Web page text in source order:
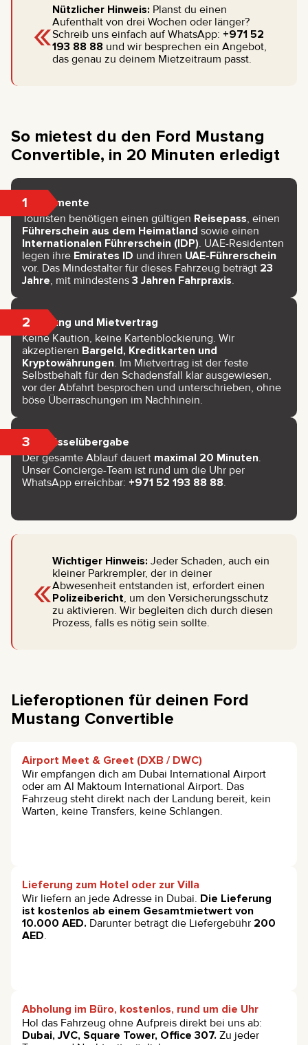
«Nützlicher Hinweis: Planst du einen
Aufenthalt von drei Wochen oder länger?
Schreib uns einfach auf WhatsApp: +971 52
193 88 88 und wir besprechen ein Angebot,
das genau zu deinem Mietzeitraum passt.
So mietest du den Ford Mustang
Convertible, in 20 Minuten erledigt
1 Dokumente
Touristen benötigen einen gültigen Reisepass, einen
Führerschein aus dem Heimatland sowie einen
Internationalen Führerschein (IDP). UAE-Residenten
legen ihre Emirates ID und ihren UAE-Führerschein
vor. Das Mindestalter für dieses Fahrzeug beträgt 23
Jahre, mit mindestens 3 Jahren Fahrpraxis.
2 Zahlung und Mietvertrag
Keine Kaution, keine Kartenblockierung. Wir
akzeptieren Bargeld, Kreditkarten und
Kryptowährungen. Im Mietvertrag ist der feste
Selbstbehalt für den Schadensfall klar ausgewiesen,
vor der Abfahrt besprochen und unterschrieben, ohne
böse Überraschungen im Nachhinein.
3 Schlüsselübergabe
Der gesamte Ablauf dauert maximal 20 Minuten.
Unser Concierge-Team ist rund um die Uhr per
WhatsApp erreichbar: +971 52 193 88 88.
«
Wichtiger Hinweis: Jeder Schaden, auch ein
kleiner Parkrempler, der in deiner
Abwesenheit entstanden ist, erfordert einen
Polizeibericht, um den Versicherungsschutz
zu aktivieren. Wir begleiten dich durch diesen
Prozess, falls es nötig sein sollte.
Lieferoptionen für deinen Ford
Mustang Convertible
Airport Meet & Greet (DXB / DWC)
Wir empfangen dich am Dubai International Airport
oder am Al Maktoum International Airport. Das
Fahrzeug steht direkt nach der Landung bereit, kein
Warten, keine Transfers, keine Schlangen.
Lieferung zum Hotel oder zur Villa
Wir liefern an jede Adresse in Dubai. Die Lieferung
ist kostenlos ab einem Gesamtmietwert von
10.000 AED. Darunter beträgt die Liefergebühr 200
AED.
Abholung im Büro, kostenlos, rund um die Uhr
Hol das Fahrzeug ohne Aufpreis direkt bei uns ab:
Dubai, JVC, Square Tower, Office 307. Zu jeder